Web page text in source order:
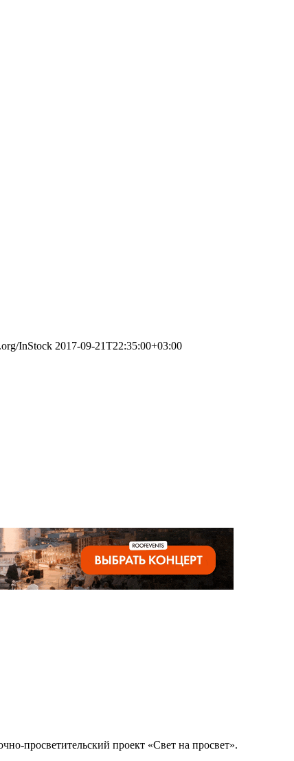
InStock 2017-09-21T22:35:00+03:00
просветительский проект «Свет на просвет».